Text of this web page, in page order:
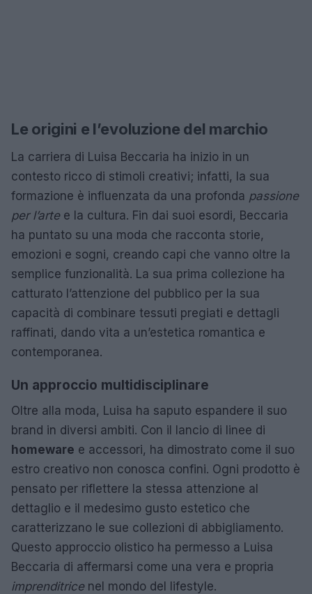
Le origini e l’evoluzione del marchio
La carriera di Luisa Beccaria ha inizio in un
contesto ricco di stimoli creativi; infatti, la sua
formazione è influenzata da una profonda passione
per l’artee la cultura. Fin dai suoi esordi, Beccaria
ha puntato su una moda che racconta storie,
emozioni e sogni, creando capi che vanno oltre la
semplice funzionalità. La sua prima collezione ha
catturato l’attenzione del pubblico per la sua
capacità di combinare tessuti pregiati e dettagli
raffinati, dando vita a un’estetica romantica e
contemporanea.
Un approccio multidisciplinare
Oltre alla moda, Luisa ha saputo espandere il suo
brand in diversi ambiti. Con il lancio di linee di
homeware e accessori, ha dimostrato come il suo
estro creativo non conosca confini. Ogni prodotto è
pensato per riflettere la stessa attenzione al
dettaglio e il medesimo gusto estetico che
caratterizzano le sue collezioni di abbigliamento.
Questo approccio olistico ha permesso a Luisa
Beccaria di affermarsi come una vera e propria
imprenditricenel mondo del lifestyle.